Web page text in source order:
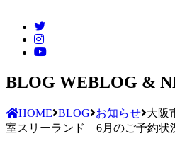
BLOG WEBLOG &
HOME BLOG お知らせ 大阪
室スリーランド 6月のご予約状